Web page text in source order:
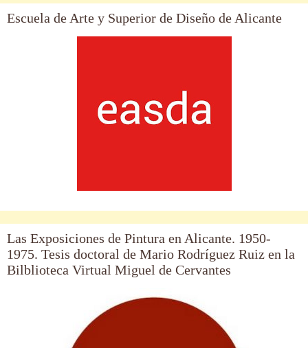
Escuela de Arte y Superior de Diseño de Alicante
Las Exposiciones de Pintura en Alicante. 1950-
1975. Tesis doctoral de Mario Rodríguez Ruiz en la
Bilblioteca Virtual Miguel de Cervantes